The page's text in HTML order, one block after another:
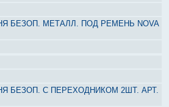
БЕЗОП. МЕТАЛЛ. ПОД РЕМЕНЬ NOVA
БЕЗОП. С ПЕРЕХОДНИКОМ 2ШТ. АРТ.